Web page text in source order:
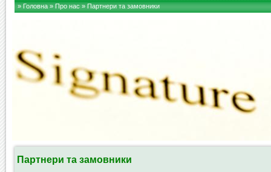
» Головна»Про нас» Партнери та замовники
Партнери та замовники